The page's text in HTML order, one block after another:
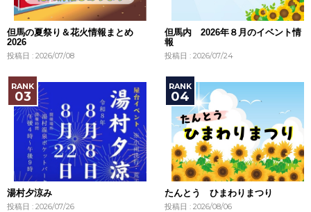
但馬の夏祭り＆花火情報まとめ
2026
投稿日 : 2026/07/08
但馬内 2026年８月のイベント情
報
投稿日 : 2026/07/24
湯村夕涼み
投稿日 : 2026/07/26
たんとう ひまわりまつり
投稿日 : 2026/08/06